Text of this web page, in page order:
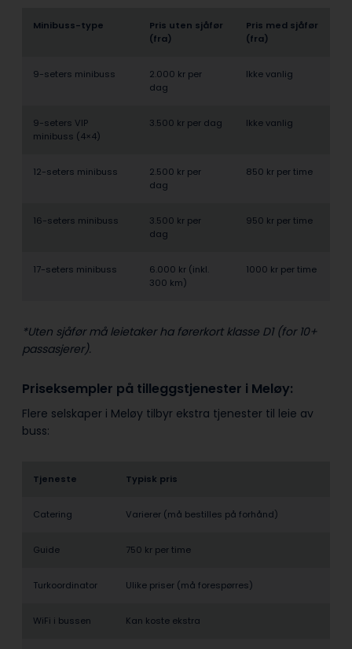
Minibuss-type
Pris uten sjåfør
(fra)
Pris med sjåfør
(fra)
9-seters minibuss
2.000 kr per
dag
Ikke vanlig
9-seters VIP
minibuss (4×4)
3.500 kr per dag Ikke vanlig
12-seters minibuss
2.500 kr per
dag
850 kr per time
16-seters minibuss
3.500 kr per
dag
950 kr per time
17-seters minibuss
6.000 kr (inkl.
300 km)
1000 kr per time
*Uten sjåfør må leietaker ha førerkort klasse D1 (for 10+
passasjerer).
Priseksempler på tilleggstjenester i Meløy:
Flere selskaper i Meløy tilbyr ekstra tjenester til leie av
buss:
Tjeneste Typisk pris
Catering Varierer (må bestilles på forhånd)
Guide 750 kr per time
Turkoordinator Ulike priser (må forespørres)
WiFi i bussen Kan koste ekstra